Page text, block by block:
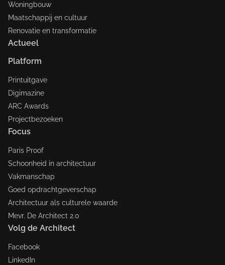
Woningbouw
Maatschappij en cultuur
Renovatie en transformatie
Actueel
Platform
Printuitgave
Digimazine
ARC Awards
Projectbezoeken
Focus
Paris Proof
Schoonheid in architectuur
Vakmanschap
Goed opdrachtgeverschap
Architectuur als culturele waarde
Mevr. De Architect 2.0
Volg de Architect
Facebook
LinkedIn